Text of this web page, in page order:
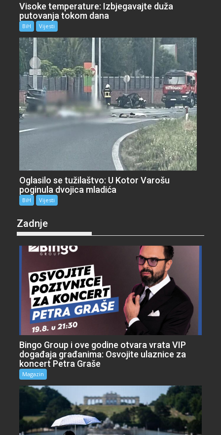
Visoke temperature: Izbjegavajte duža
putovanja tokom dana
BiH Vijesti
Oglasilo se tužilaštvo: U Kotor Varošu
poginula dvojica mladića
BiH Vijesti
Zadnje
Bingo Group i ove godine otvara vrata VIP
događaja građanima: Osvojite ulaznice za
koncert Petra Graše
Magazin